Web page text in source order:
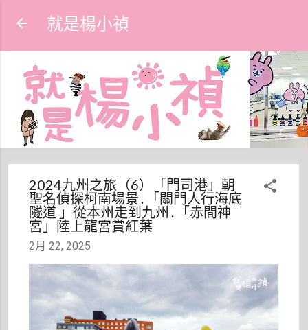
跳到主要內容
就是楊小禎
2024九州之旅（6）「門司港」朝
聖名偵探柯南場景․「關門人行海底
隧道 」從本州走到九州․「赤間神
宮」陸上龍宮賞紅葉
2月 22, 2025